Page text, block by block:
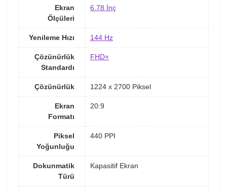
Ekran
Ölçüleri
6.78 İnç
Yenileme Hızı 144 Hz
Çözünürlük
Standardı
FHD+
Çözünürlük 1224 x 2700 Piksel
Ekran
Formatı
20:9
Piksel
Yoğunluğu
440 PPI
Dokunmatik
Türü
Kapasitif Ekran